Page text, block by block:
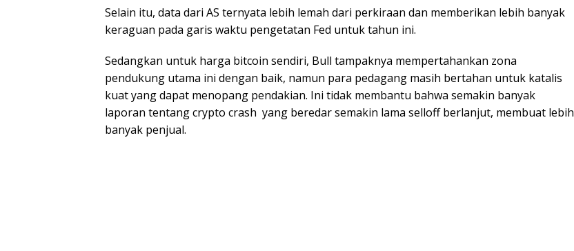
Selain itu, data dari AS ternyata lebih lemah dari perkiraan dan memberikan lebih banyak
keraguan pada garis waktu pengetatan Fed untuk tahun ini.
Sedangkan untuk harga bitcoin sendiri, Bull tampaknya mempertahankan zona
pendukung utama ini dengan baik, namun para pedagang masih bertahan untuk katalis
kuat yang dapat menopang pendakian. Ini tidak membantu bahwa semakin banyak
laporan tentang crypto crash yang beredar semakin lama selloff berlanjut, membuat lebih
banyak penjual.